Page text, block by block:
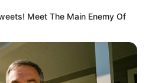
Meet The Main Enemy Of